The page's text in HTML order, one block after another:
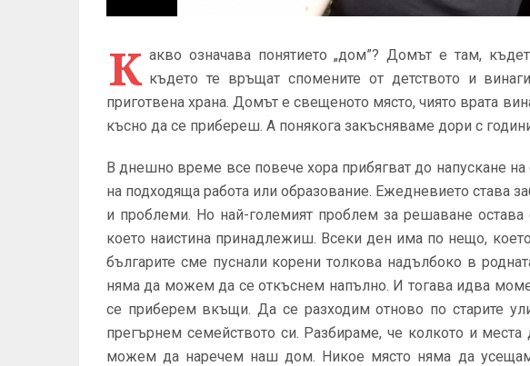
К акво означава понятието „дом”? Домът е там,
където те връщат спомените от детството и
приготвена храна. Домът е свещеното място, чиято врата
късно да се прибереш. А понякога закъсняваме дори с
В днешно време все повече хора прибягват до напускане
на подходяща работа или образование. Ежедневието става
и проблеми. Но най-големият проблем за решаване остава
което наистина принадлежиш. Всеки ден има по нещо,
българите сме пуснали корени толкова надълбоко в
няма да можем да се откъснем напълно. И тогава идва
се приберем вкъщи. Да се разходим отново по старите
прегърнем семейството си. Разбираме, че колкото и
можем да наречем наш дом. Никое място няма да